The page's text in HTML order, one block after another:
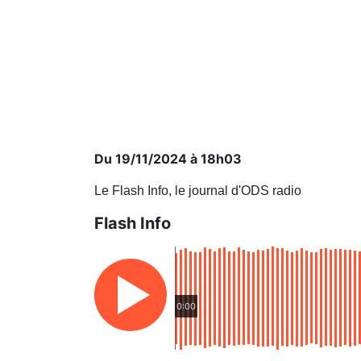
Du 19/11/2024 à 18h03
Le Flash Info, le journal d'ODS radio
Flash Info
0:00